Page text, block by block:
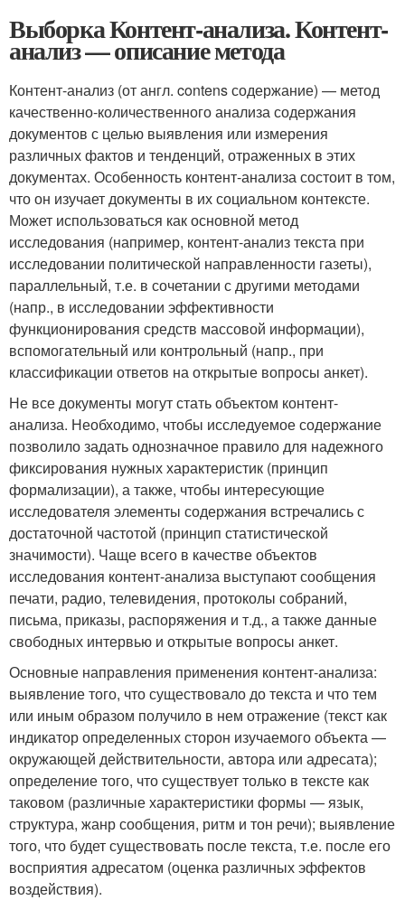
Выборка Контент-анализа. Контент-
анализ — описание метода
Контент-анализ (от англ. contens содержание) — метод
качественно-количественного анализа содержания
документов с целью выявления или измерения
различных фактов и тенденций, отраженных в этих
документах. Особенность контент-анализа состоит в том,
что он изучает документы в их социальном контексте.
Может использоваться как основной метод
исследования (например, контент-анализ текста при
исследовании политической направленности газеты),
параллельный, т.е. в сочетании с другими методами
(напр., в исследовании эффективности
функционирования средств массовой информации),
вспомогательный или контрольный (напр., при
классификации ответов на открытые вопросы анкет).
Не все документы могут стать объектом контент-
анализа. Необходимо, чтобы исследуемое содержание
позволило задать однозначное правило для надежного
фиксирования нужных характеристик (принцип
формализации), а также, чтобы интересующие
исследователя элементы содержания встречались с
достаточной частотой (принцип статистической
значимости). Чаще всего в качестве объектов
исследования контент-анализа выступают сообщения
печати, радио, телевидения, протоколы собраний,
письма, приказы, распоряжения и т.д., а также данные
свободных интервью и открытые вопросы анкет.
Основные направления применения контент-анализа:
выявление того, что существовало до текста и что тем
или иным образом получило в нем отражение (текст как
индикатор определенных сторон изучаемого объекта —
окружающей действительности, автора или адресата);
определение того, что существует только в тексте как
таковом (различные характеристики формы — язык,
структура, жанр сообщения, ритм и тон речи); выявление
того, что будет существовать после текста, т.е. после его
восприятия адресатом (оценка различных эффектов
воздействия).